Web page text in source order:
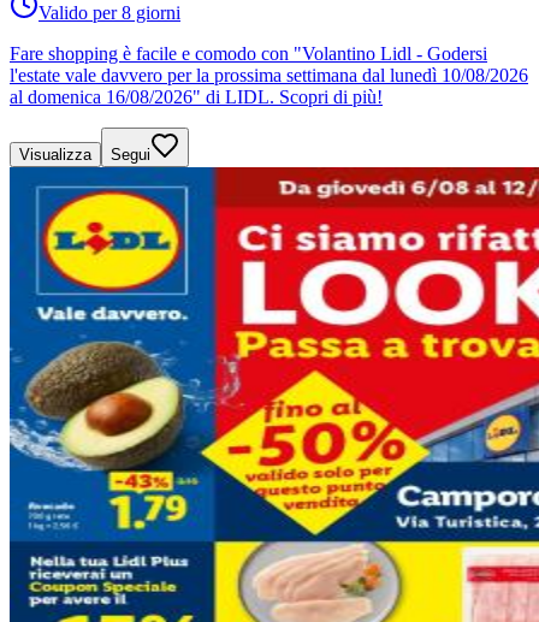
Valido per 8 giorni
Fare shopping è facile e comodo con "Volantino Lidl - Godersi
l'estate vale davvero per la prossima settimana dal lunedì 10/08/2026
al domenica 16/08/2026" di LIDL. Scopri di più!
Visualizza Segui